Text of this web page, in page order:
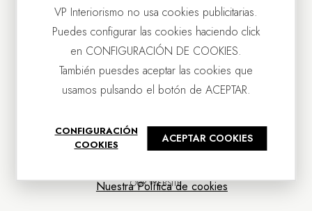
OUR COMPANY
CUSTOMER SERVICE
OUR WEBSITE
VP Interiorismo no usa cookies publicitarias.
Puedes configurar las cookies haciendo click
en CONFIGURACIÓN DE COOKIES.
También puesdes aceptar las cookies que
usamos pulsando el botón de ACEPTAR.
CONFIGURACIÓN
COOKIES
ACEPTAR COOKIES
Nuestra Política de cookies